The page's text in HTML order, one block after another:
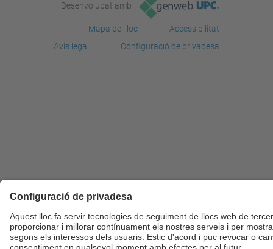
Desenvolupat amb
Mapa del lloc
Accessibilitat
Avís legal
Configuració de privadesa